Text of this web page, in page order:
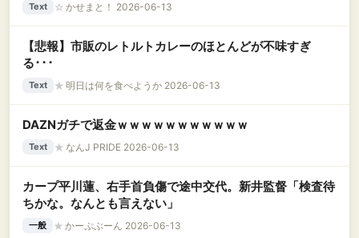
Text ☆ かせまと！ 2026-06-13
【悲報】市販のレトルトカレーのほとんどが不味すぎ
る･･･
Text ★ 明日は何を食べようか 2026-06-13
DAZNガチで返金ｗｗｗｗｗｗｗｗｗｗｗ
Text ★ なんJ PRIDE 2026-06-13
カープ平川蓮、右手首負傷で途中交代。新井監督「検査待
ちかな。なんとも言えない」
一般 ★ かーぷぶーん 2026-06-13